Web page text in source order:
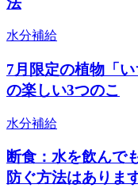
水分補給
7月限定の植物「
の楽しい3つのこ
水分補給
断食：水を飲んで
防ぐ方法はありま